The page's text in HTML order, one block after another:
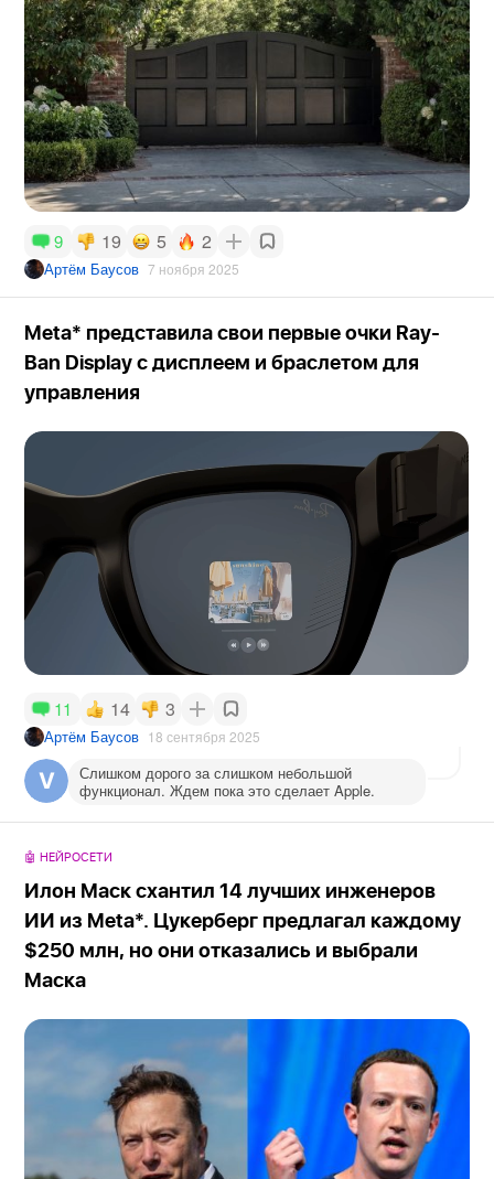
9 19 5 2
Артём Баусов 7 ноября 2025
Meta* представила свои первые очки Ray-
Ban Display с дисплеем и браслетом для
управления
11 14 3
Артём Баусов 18 сентября 2025
Слишком дорого за слишком небольшой
функционал. Ждем пока это сделает Apple.
🤖 НЕЙРОСЕТИ
Илон Маск схантил 14 лучших инженеров
ИИ из Meta*. Цукерберг предлагал каждому
$250 млн, но они отказались и выбрали
Маска